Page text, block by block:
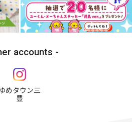
accounts
ゆめタウン三
豊